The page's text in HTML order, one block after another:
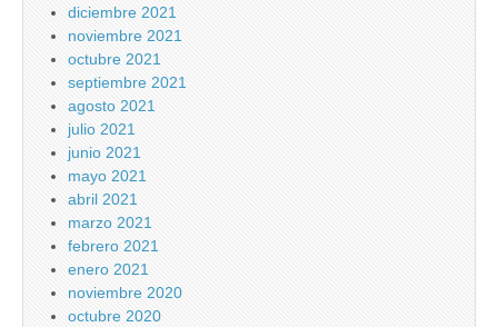
diciembre 2021
noviembre 2021
octubre 2021
septiembre 2021
agosto 2021
julio 2021
junio 2021
mayo 2021
abril 2021
marzo 2021
febrero 2021
enero 2021
noviembre 2020
octubre 2020